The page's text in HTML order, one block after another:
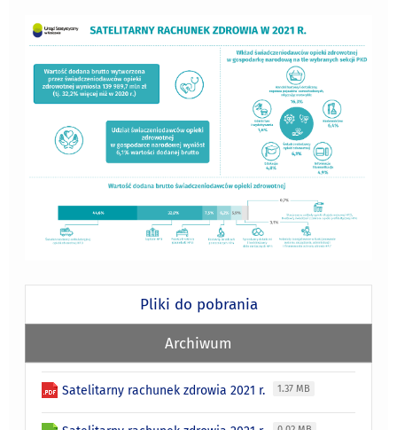
Pliki do pobrania
Archiwum
Satelitarny rachunek zdrowia 2021 r. 1.37 MB